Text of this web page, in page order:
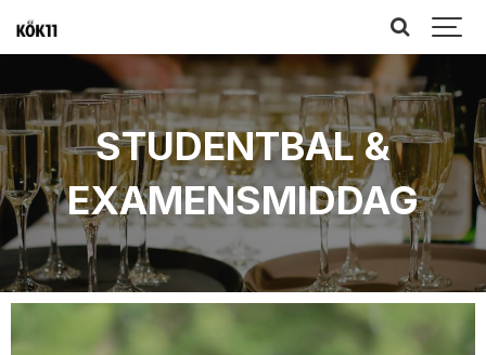
STUDENTBAL &
EXAMENSMIDDAG